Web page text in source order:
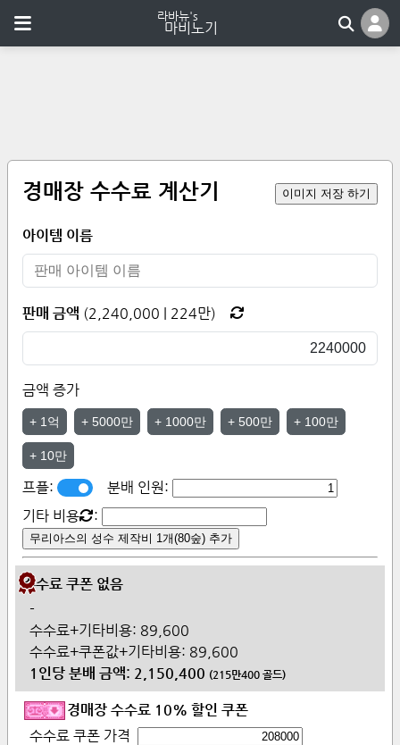
경매장 수수료 계산기 이미지 저장 하기
아이템 이름
판매 금액 (2,240,000 | 224만)
금액 증가
+ 1억 + 5000만 + 1000만 + 500만 + 100만
+ 10만
프플:
분배 인원:
기타 비용
:
무리아스의 성수 제작비 1개(80숲) 추가
수수료 쿠폰 없음
-
수수료+기타비용: 89,600
수수료+쿠폰값+기타비용: 89,600
1인당 분배 금액: 2,150,400 (215만400 골드)
경매장 수수료 10% 할인 쿠폰
수수료 쿠폰 가격